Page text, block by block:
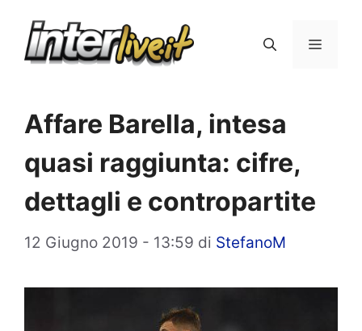
Menu
Affare Barella, intesa
quasi raggiunta: cifre,
dettagli e contropartite
12 Giugno 2019 - 13:59 di StefanoM